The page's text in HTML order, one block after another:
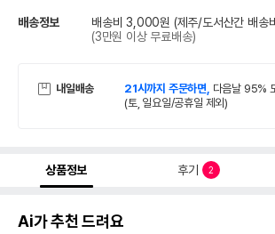
배송정보 배송비 3,000원 (제주/도서산간 배송
(3만원 이상 무료배송)
내일배송 21시까지 주문하면, 다음날 95%
(토, 일요일/공휴일 제외)
상품정보 후기 2
Ai가 추천 드려요